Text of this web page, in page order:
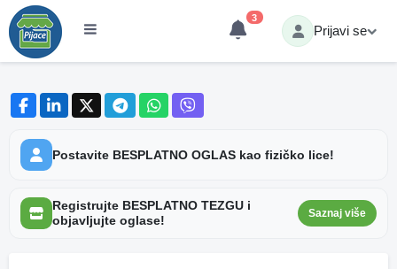
3
Prijavi se
Postavite BESPLATNO OGLAS kao fizičko lice!
Registrujte BESPLATNO TEZGU i
objavljujte oglase!
Saznaj više